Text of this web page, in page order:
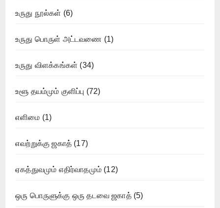
உருது நூல்கள் (6)
உருது பொருள் அட்டவணை (1)
உருது விளக்கங்கள் (34)
உளூ தயம்மும் குளிப்பு (72)
எளிமை (1)
எவற்றுக்கு ஜகாத் (17)
ஏகத்துவமும் எதிர்வாதமும் (12)
ஒரு பொருளுக்கு ஒரு தடவை ஜகாத்(5)